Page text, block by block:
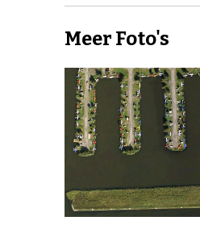
Meer Foto's